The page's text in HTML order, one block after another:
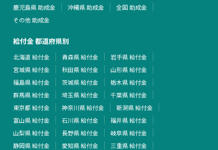
鹿児島県 助成金
沖縄県 助成金
全国 助成金
その他 助成金
給付金 都道府県別
北海道 給付金 青森県 給付金
岩手県 給付金
宮城県 給付金
秋田県 給付金
山形県 給付金
福島県 給付金
茨城県 給付金
栃木県 給付金
群馬県 給付金
埼玉県 給付金
千葉県 給付金
東京都 給付金
神奈川県 給付金
新潟県 給付金
富山県 給付金
石川県 給付金
福井県 給付金
山梨県 給付金
長野県 給付金
岐阜県 給付金
静岡県 給付金
愛知県 給付金
三重県 給付金